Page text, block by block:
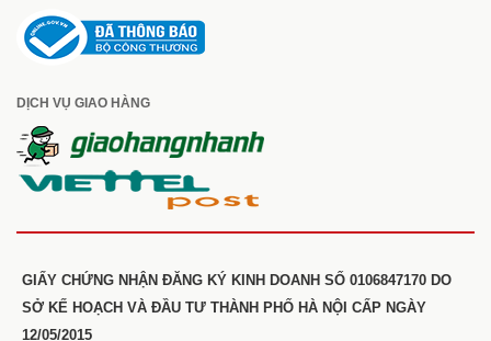
DỊCH VỤ GIAO HÀNG
GIẤY CHỨNG NHẬN ĐĂNG KÝ KINH DOANH SỐ 0106847170 DO
SỞ KẾ HOẠCH VÀ ĐẦU TƯ THÀNH PHỐ HÀ NỘI CẤP NGÀY
12/05/2015